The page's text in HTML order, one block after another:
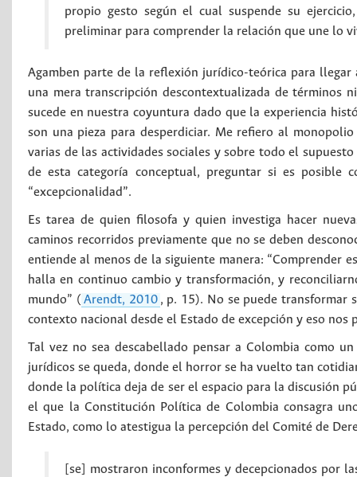
propio gesto según el cual suspende su
preliminar para comprender la relación que une lo
Agamben parte de la reflexión jurídico-teórica para
una mera transcripción descontextualizada de términos
sucede en nuestra coyuntura dado que la experiencia
son una pieza para desperdiciar. Me refiero al
varias de las actividades sociales y sobre todo el
de esta categoría conceptual, preguntar si es posible
“excepcionalidad”.
Es tarea de quien filosofa y quien investiga hacer
caminos recorridos previamente que no se deben
entiende al menos de la siguiente manera: “Comprender
halla en continuo cambio y transformación, y
mundo” ( Arendt, 2010 , p. 15). No se puede transformar
contexto nacional desde el Estado de excepción y eso
Tal vez no sea descabellado pensar a Colombia como
jurídicos se queda, donde el horror se ha vuelto tan
donde la política deja de ser el espacio para la discusión
el que la Constitución Política de Colombia consagra
Estado, como lo atestigua la percepción del Comité de
[se] mostraron inconformes y decepcionados por